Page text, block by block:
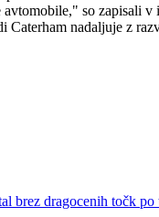
so zapisali
nadaljuje z